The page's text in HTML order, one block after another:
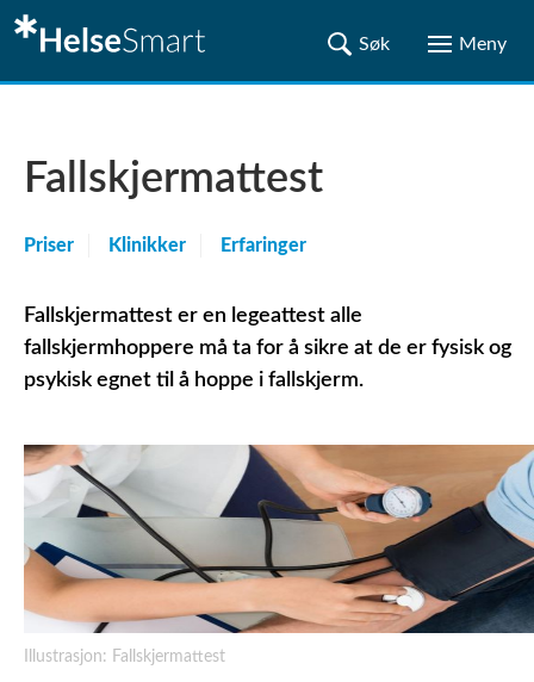
Fallskjermattest
Priser Klinikker Erfaringer
Fallskjermattest er en legeattest alle
fallskjermhoppere må ta for å sikre at de er fysisk og
psykisk egnet til å hoppe i fallskjerm.
Illustrasjon: Fallskjermattest